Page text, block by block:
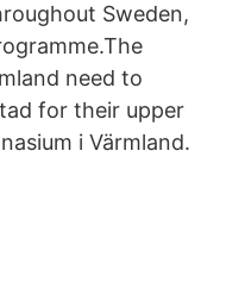
Sweden,
need to
for their upper
i Värmland.